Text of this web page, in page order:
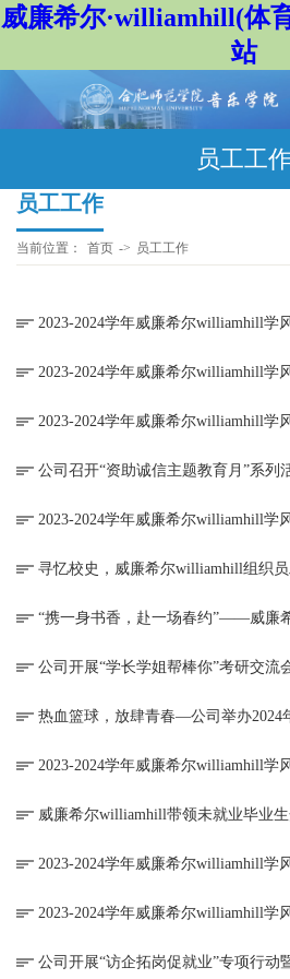
威廉希尔·williamhill(体
站
员工工
员工工作
当前位置： 首页 -> 员工工作
公司召开“资助诚信主题教育月”系列
公司开展“学长学姐帮棒你”考研交流
热血篮球，放肆青春—公司举办2024